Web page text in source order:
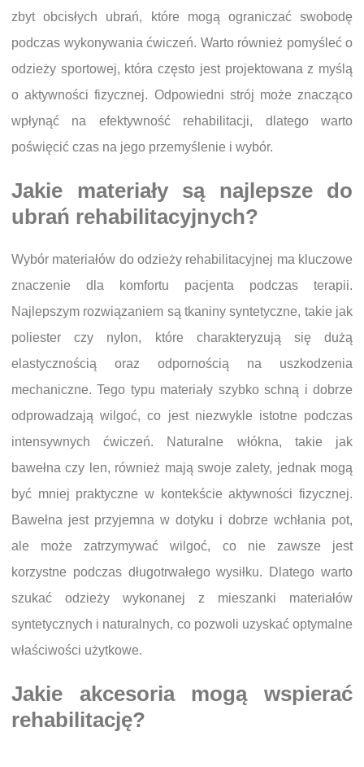
zbyt obcisłych ubrań, które mogą ograniczać swobodę
podczas wykonywania ćwiczeń. Warto również pomyśleć o
odzieży sportowej, która często jest projektowana z myślą
o aktywności fizycznej. Odpowiedni strój może znacząco
wpłynąć na efektywność rehabilitacji, dlatego warto
poświęcić czas na jego przemyślenie i wybór.
Jakie materiały są najlepsze do
ubrań rehabilitacyjnych?
Wybór materiałów do odzieży rehabilitacyjnej ma kluczowe
znaczenie dla komfortu pacjenta podczas terapii.
Najlepszym rozwiązaniem są tkaniny syntetyczne, takie jak
poliester czy nylon, które charakteryzują się dużą
elastycznością oraz odpornością na uszkodzenia
mechaniczne. Tego typu materiały szybko schną i dobrze
odprowadzają wilgoć, co jest niezwykle istotne podczas
intensywnych ćwiczeń. Naturalne włókna, takie jak
bawełna czy len, również mają swoje zalety, jednak mogą
być mniej praktyczne w kontekście aktywności fizycznej.
Bawełna jest przyjemna w dotyku i dobrze wchłania pot,
ale może zatrzymywać wilgoć, co nie zawsze jest
korzystne podczas długotrwałego wysiłku. Dlatego warto
szukać odzieży wykonanej z mieszanki materiałów
syntetycznych i naturalnych, co pozwoli uzyskać optymalne
właściwości użytkowe.
Jakie akcesoria mogą wspierać
rehabilitację?